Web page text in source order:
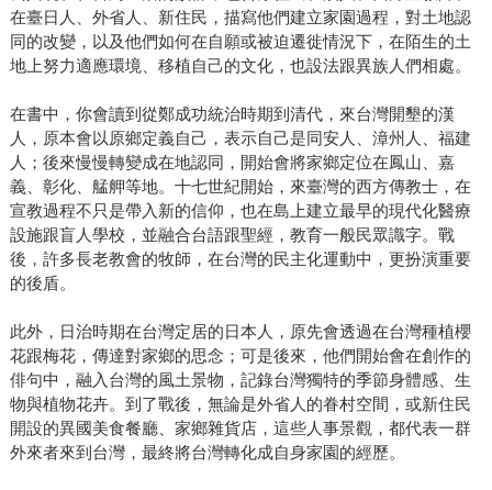
在臺日人、外省人、新住民，描寫他們建立家園過程，對土地認
同的改變，以及他們如何在自願或被迫遷徙情況下，在陌生的土
地上努力適應環境、移植自己的文化，也設法跟異族人們相處。
在書中，你會讀到從鄭成功統治時期到清代，來台灣開墾的漢
人，原本會以原鄉定義自己，表示自己是同安人、漳州人、福建
人；後來慢慢轉變成在地認同，開始會將家鄉定位在鳳山、嘉
義、彰化、艋舺等地。十七世紀開始，來臺灣的西方傳教士，在
宣教過程不只是帶入新的信仰，也在島上建立最早的現代化醫療
設施跟盲人學校，並融合台語跟聖經，教育一般民眾識字。戰
後，許多長老教會的牧師，在台灣的民主化運動中，更扮演重要
的後盾。
此外，日治時期在台灣定居的日本人，原先會透過在台灣種植櫻
花跟梅花，傳達對家鄉的思念；可是後來，他們開始會在創作的
俳句中，融入台灣的風土景物，記錄台灣獨特的季節身體感、生
物與植物花卉。到了戰後，無論是外省人的眷村空間，或新住民
開設的異國美食餐廳、家鄉雜貨店，這些人事景觀，都代表一群
外來者來到台灣，最終將台灣轉化成自身家園的經歷。